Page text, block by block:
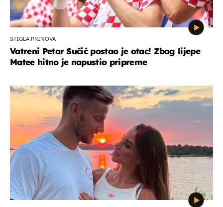
STIGLA PRINOVA
Vatreni Petar Sučić postao je otac! Zbog lijepe
Matee hitno je napustio pripreme